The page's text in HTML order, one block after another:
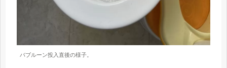
バブルーン投入直後の様子。